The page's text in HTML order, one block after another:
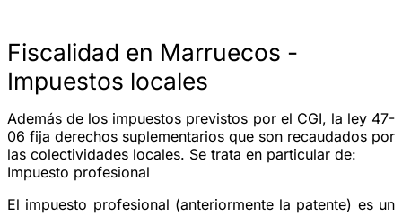
Fiscalidad en Marruecos -
Impuestos locales
Además de los impuestos previstos por el CGI, la ley 47-
06 fija derechos suplementarios que son recaudados por
las colectividades locales. Se trata en particular de:
Impuesto profesional
El impuesto profesional (anteriormente la patente) es un